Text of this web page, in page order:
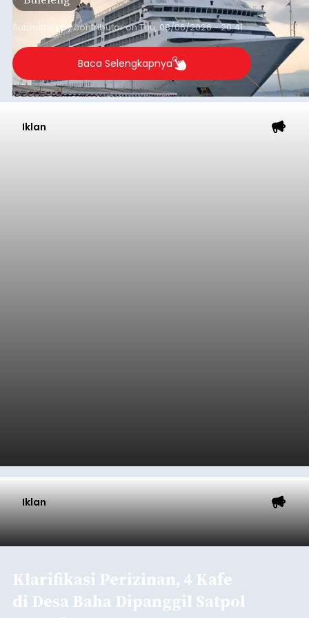
yang tercatat sebesar 1,32 juta GT.
Submitted bycontributoronThu, 08/06/2026 - 20:41
Baca Selengkapnya
Iklan
Iklan
Klarifikasi Perizinan, 4 Kafe
di Desa Baha Dipanggil Satpol